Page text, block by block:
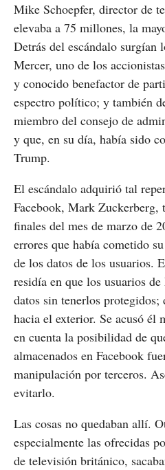
Mike Schoepfer, director de
elevaba a 75 millones, la
Detrás del escándalo surgían
Mercer, uno de los
y conocido benefactor de
espectro político; y también
miembro del consejo de
y que, en su día, había sido
Trump.
El escándalo adquirió tal
Facebook, Mark Zuckerberg,
finales del mes de marzo de
errores que había cometido
de los datos de los usuarios.
residía en que los usuarios
datos sin tenerlos
hacia el exterior. Se acusó él
en cuenta la posibilidad de
almacenados en Facebook
manipulación por terceros.
evitarlo.
Las cosas no quedaban allí.
especialmente las ofrecidas
de televisión británico,